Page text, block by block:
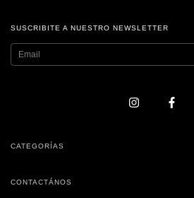
SUSCRIBITE A NUESTRO NEWSLETTER
CATEGORÍAS
CONTACTÁNOS